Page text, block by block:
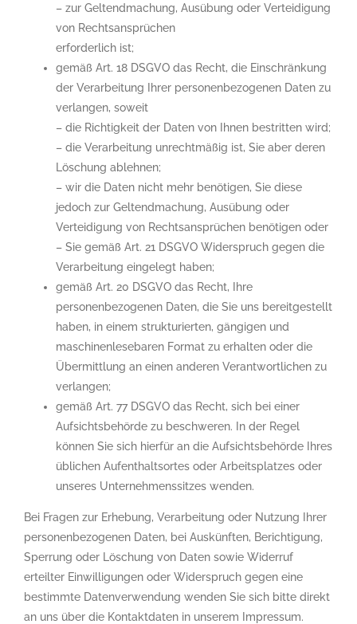
– zur Geltendmachung, Ausübung oder Verteidigung
von Rechtsansprüchen
erforderlich ist;
gemäß Art. 18 DSGVO das Recht, die Einschränkung
der Verarbeitung Ihrer personenbezogenen Daten zu
verlangen, soweit
– die Richtigkeit der Daten von Ihnen bestritten wird;
– die Verarbeitung unrechtmäßig ist, Sie aber deren
Löschung ablehnen;
– wir die Daten nicht mehr benötigen, Sie diese
jedoch zur Geltendmachung, Ausübung oder
Verteidigung von Rechtsansprüchen benötigen oder
– Sie gemäß Art. 21 DSGVO Widerspruch gegen die
Verarbeitung eingelegt haben;
gemäß Art. 20 DSGVO das Recht, Ihre
personenbezogenen Daten, die Sie uns bereitgestellt
haben, in einem strukturierten, gängigen und
maschinenlesebaren Format zu erhalten oder die
Übermittlung an einen anderen Verantwortlichen zu
verlangen;
gemäß Art. 77 DSGVO das Recht, sich bei einer
Aufsichtsbehörde zu beschweren. In der Regel
können Sie sich hierfür an die Aufsichtsbehörde Ihres
üblichen Aufenthaltsortes oder Arbeitsplatzes oder
unseres Unternehmenssitzes wenden.
Bei Fragen zur Erhebung, Verarbeitung oder Nutzung Ihrer
personenbezogenen Daten, bei Auskünften, Berichtigung,
Sperrung oder Löschung von Daten sowie Widerruf
erteilter Einwilligungen oder Widerspruch gegen eine
bestimmte Datenverwendung wenden Sie sich bitte direkt
an uns über die Kontaktdaten in unserem Impressum.